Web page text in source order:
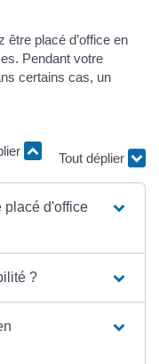
placé d’office en
Pendant votre
certains cas, un
Tout déplier
placé d'office
?